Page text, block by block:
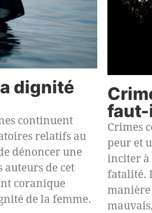
dignité
continuent
relatifs au
dénoncer une
auteurs de cet
coranique
de la femme.
faut-
Crimes
peur et
inciter à
fatalité.